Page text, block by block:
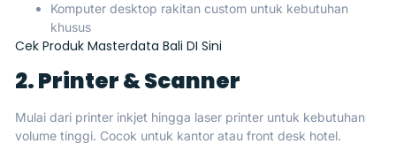
Komputer desktop rakitan custom untuk kebutuhan
khusus
Cek Produk Masterdata Bali DI Sini
2. Printer & Scanner
Mulai dari printer inkjet hingga laser printer untuk kebutuhan
volume tinggi. Cocok untuk kantor atau front desk hotel.